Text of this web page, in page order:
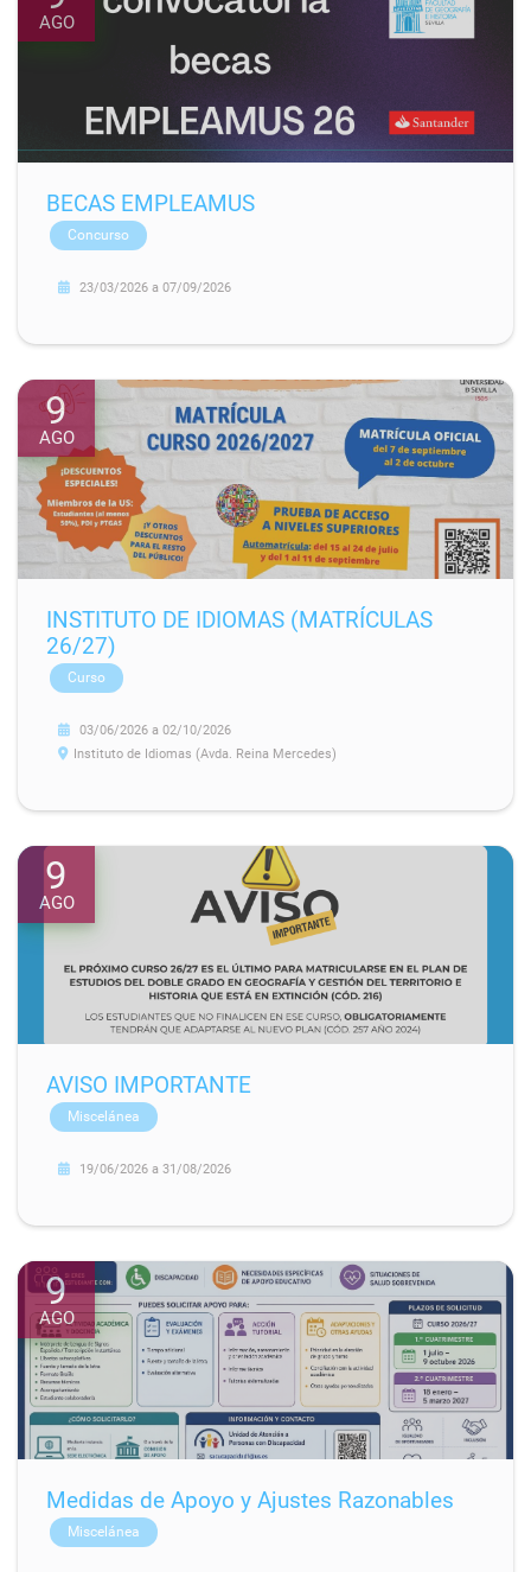
AGO
BECAS EMPLEAMUS
Concurso
23/03/2026 a 07/09/2026
9
AGO
INSTITUTO DE IDIOMAS (MATRÍCULAS
26/27)
Curso
03/06/2026 a 02/10/2026
Instituto de Idiomas (Avda. Reina Mercedes)
9
AGO
AVISO IMPORTANTE
Miscelánea
19/06/2026 a 31/08/2026
9
AGO
Medidas de Apoyo y Ajustes Razonables
Miscelánea